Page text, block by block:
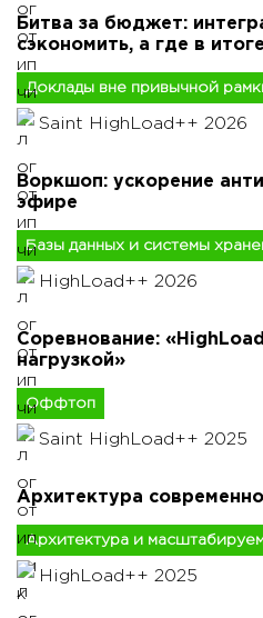
Битва за бюджет:
сэкономить, а где в
Доклады вне привычной
Saint HighLoad++ 2026
Воркшоп: ускорение
эфире
Базы данных и системы
HighLoad++ 2026
Соревнование:
нагрузкой»
Оффтоп
Saint HighLoad++ 2025
Архитектура
Архитектура и
HighLoad++ 2025